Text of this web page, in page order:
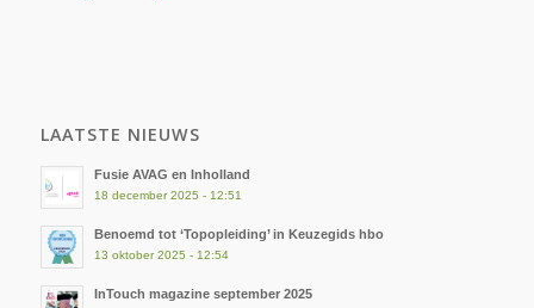
LAATSTE NIEUWS
Fusie AVAG en Inholland
18 december 2025 - 12:51
Benoemd tot ‘Topopleiding’ in Keuzegids hbo
13 oktober 2025 - 12:54
InTouch magazine september 2025